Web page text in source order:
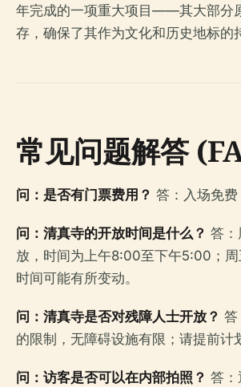
年完成的一项重大项目——其大部分
存，确保了其作为文化和历史地标的
常见问题解答
问：是否有门票费用？ 答：入场免费
问：清真寺的开放时间是什么？ 答：
放，时间为上午8:00至下午5:00；周
时间可能有所变动。
问：清真寺是否对残障人士开放？ 答
的限制，无障碍设施有限；请提前计
问：访客是否可以在内部拍照？ 答：